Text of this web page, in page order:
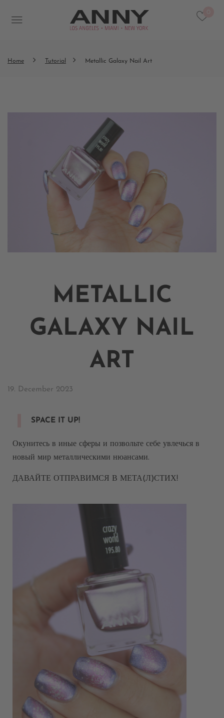
Home Tutorial Metallic Galaxy Nail Art
METALLIC
GALAXY NAIL
ART
19. December 2023
SPACE IT UP!
Окунитесь в иные сферы и позвольте себе увлечься в
новый мир металлическими нюансами.
ДАВАЙТЕ ОТПРАВИМСЯ В МЕТА(Л)СТИХ!